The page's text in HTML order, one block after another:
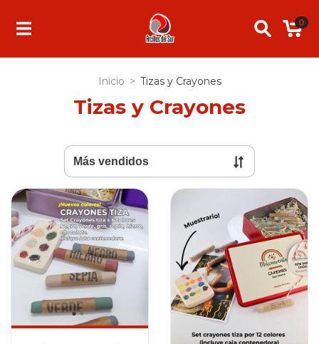
0
Inicio > Tizas y Crayones
Tizas y Crayones